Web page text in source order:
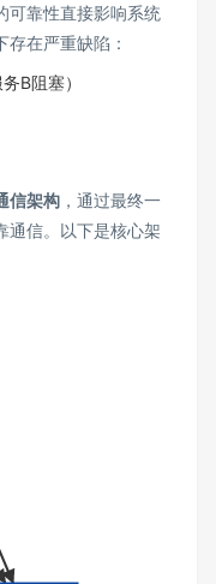
可靠性直接影响系统
在严重缺陷：
B阻塞）
信架构 ，通过最终一
通信。以下是核心架